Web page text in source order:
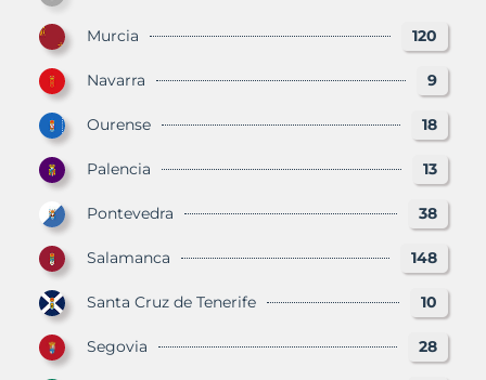
Murcia 120
Navarra 9
Ourense 18
Palencia 13
Pontevedra 38
Salamanca 148
Santa Cruz de Tenerife 10
Segovia 28